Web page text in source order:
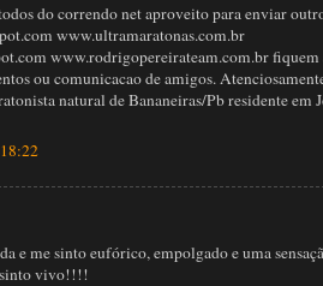
do correndo net aproveito para enviar
www.ultramaratonas.com.br
www.rodrigopereirateam.com.br fiquem
ou comunicacao de amigos.
natural de Bananeiras/Pb residente em
e me sinto eufórico, empolgado e uma
vivo!!!!